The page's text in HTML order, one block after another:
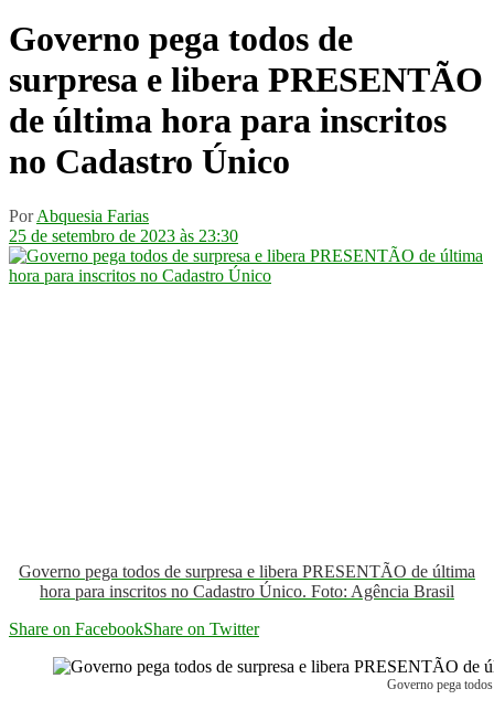
Governo pega todos de
surpresa e libera PRESENTÃO
de última hora para inscritos
no Cadastro Único
Por Abquesia Farias
25 de setembro de 2023 às 23:30
Governo pega todos de surpresa e libera PRESENTÃO de última
hora para inscritos no Cadastro Único. Foto: Agência Brasil
Share on FacebookShare on Twitter
Governo pega